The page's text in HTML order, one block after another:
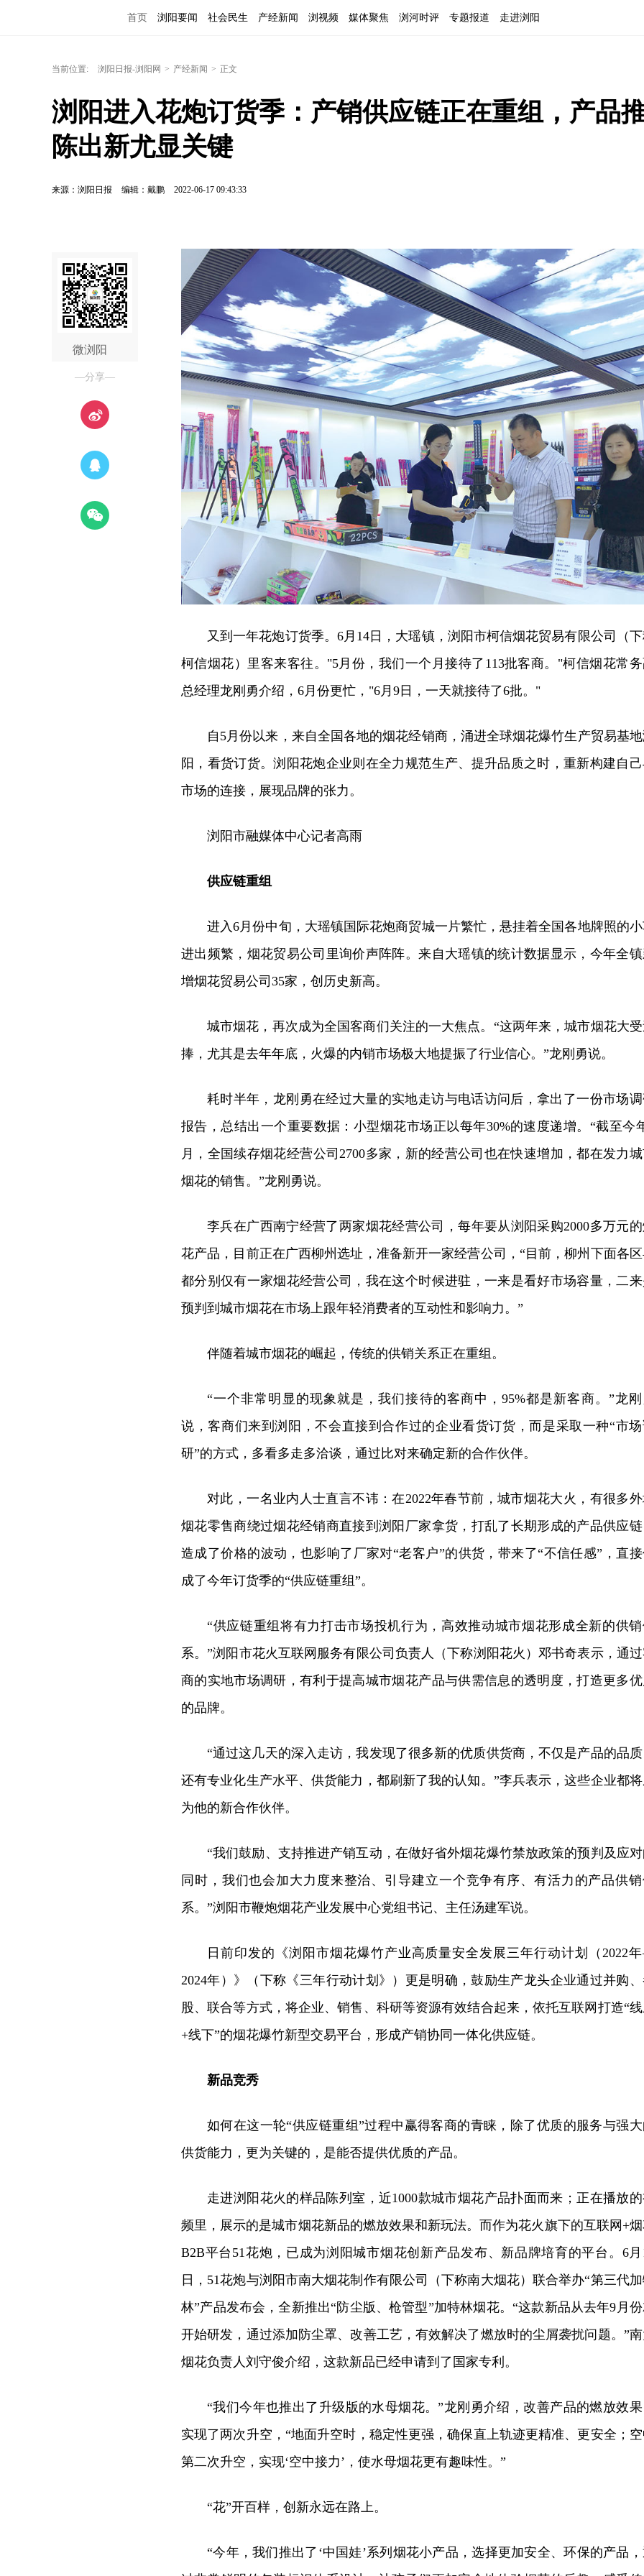
首页 浏阳要闻 社会民生 产经新闻 浏视频 媒体聚焦 浏河时评 专题报道 走进浏阳
当前位置: 浏阳日报-浏阳网 > 产经新闻 > 正文
浏阳进入花炮订货季：产销供应链正在重组，产品
陈出新尤显关键
来源：浏阳日报 编辑：戴鹏 2022-06-17 09:43:33
微浏阳
—分享—
又到一年花炮订货季。6月14日，大瑶镇，浏阳市柯信烟花贸易有限公司（
柯信烟花）里客来客往。"5月份，我们一个月接待了113批客商。"柯信烟花常务
总经理龙刚勇介绍，6月份更忙，"6月9日，一天就接待了6批。"
自5月份以来，来自全国各地的烟花经销商，涌进全球烟花爆竹生产贸易基地
阳，看货订货。浏阳花炮企业则在全力规范生产、提升品质之时，重新构建自
市场的连接，展现品牌的张力。
浏阳市融媒体中心记者高雨
供应链重组
进入6月份中旬，大瑶镇国际花炮商贸城一片繁忙，悬挂着全国各地牌照的
进出频繁，烟花贸易公司里询价声阵阵。来自大瑶镇的统计数据显示，今年全
增烟花贸易公司35家，创历史新高。
城市烟花，再次成为全国客商们关注的一大焦点。“这两年来，城市烟花大受
捧，尤其是去年年底，火爆的内销市场极大地提振了行业信心。”龙刚勇说。
耗时半年，龙刚勇在经过大量的实地走访与电话访问后，拿出了一份市场
报告，总结出一个重要数据：小型烟花市场正以每年30%的速度递增。“截至今
月，全国续存烟花经营公司2700多家，新的经营公司也在快速增加，都在发力
烟花的销售。”龙刚勇说。
李兵在广西南宁经营了两家烟花经营公司，每年要从浏阳采购2000多万元的
花产品，目前正在广西柳州选址，准备新开一家经营公司，“目前，柳州下面各
都分别仅有一家烟花经营公司，我在这个时候进驻，一来是看好市场容量，二
预判到城市烟花在市场上跟年轻消费者的互动性和影响力。”
伴随着城市烟花的崛起，传统的供销关系正在重组。
“一个非常明显的现象就是，我们接待的客商中，95%都是新客商。”龙刚
说，客商们来到浏阳，不会直接到合作过的企业看货订货，而是采取一种“市场
研”的方式，多看多走多洽谈，通过比对来确定新的合作伙伴。
对此，一名业内人士直言不讳：在2022年春节前，城市烟花大火，有很多
烟花零售商绕过烟花经销商直接到浏阳厂家拿货，打乱了长期形成的产品供应链
造成了价格的波动，也影响了厂家对“老客户”的供货，带来了“不信任感”，直接
成了今年订货季的“供应链重组”。
“供应链重组将有力打击市场投机行为，高效推动城市烟花形成全新的供
系。”浏阳市花火互联网服务有限公司负责人（下称浏阳花火）邓书奇表示，通
商的实地市场调研，有利于提高城市烟花产品与供需信息的透明度，打造更多
的品牌。
“通过这几天的深入走访，我发现了很多新的优质供货商，不仅是产品的品质
还有专业化生产水平、供货能力，都刷新了我的认知。”李兵表示，这些企业都
为他的新合作伙伴。
“我们鼓励、支持推进产销互动，在做好省外烟花爆竹禁放政策的预判及应
同时，我们也会加大力度来整治、引导建立一个竞争有序、有活力的产品供
系。”浏阳市鞭炮烟花产业发展中心党组书记、主任汤建军说。
日前印发的《浏阳市烟花爆竹产业高质量安全发展三年行动计划（2022
2024年）》（下称《三年行动计划》）更是明确，鼓励生产龙头企业通过并购
股、联合等方式，将企业、销售、科研等资源有效结合起来，依托互联网打造“
+线下”的烟花爆竹新型交易平台，形成产销协同一体化供应链。
新品竞秀
如何在这一轮“供应链重组”过程中赢得客商的青睐，除了优质的服务与强
供货能力，更为关键的，是能否提供优质的产品。
走进浏阳花火的样品陈列室，近1000款城市烟花产品扑面而来；正在播放
频里，展示的是城市烟花新品的燃放效果和新玩法。而作为花火旗下的互联网+
B2B平台51花炮，已成为浏阳城市烟花创新产品发布、新品牌培育的平台。6月
日，51花炮与浏阳市南大烟花制作有限公司（下称南大烟花）联合举办“第三代
林”产品发布会，全新推出“防尘版、枪管型”加特林烟花。“这款新品从去年9月
开始研发，通过添加防尘罩、改善工艺，有效解决了燃放时的尘屑袭扰问题。”
烟花负责人刘守俊介绍，这款新品已经申请到了国家专利。
“我们今年也推出了升级版的水母烟花。”龙刚勇介绍，改善产品的燃放效果
实现了两次升空，“地面升空时，稳定性更强，确保直上轨迹更精准、更安全；空
第二次升空，实现‘空中接力’，使水母烟花更有趣味性。”
“花”开百样，创新永远在路上。
“今年，我们推出了‘中国娃’系列烟花小产品，选择更加安全、环保的产品，